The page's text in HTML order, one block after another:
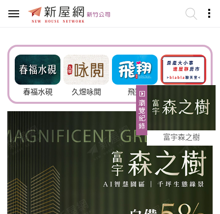
富宇森之樹
春福水硯 久煜咏閲 飛翔